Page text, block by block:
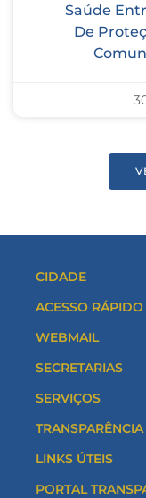
Saúde
De
CIDADE
ACESSO RÁPIDO
WEBMAIL
SECRETARIAS
SERVIÇOS
TRANSPARÊNCIA
LINKS ÚTEIS
PORTAL